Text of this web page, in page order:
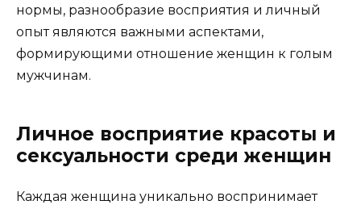
нормы, разнообразие восприятия и личный
опыт являются важными аспектами,
формирующими отношение женщин к голым
мужчинам.
Личное восприятие красоты и
сексуальности среди женщин
Каждая женщина уникально воспринимает